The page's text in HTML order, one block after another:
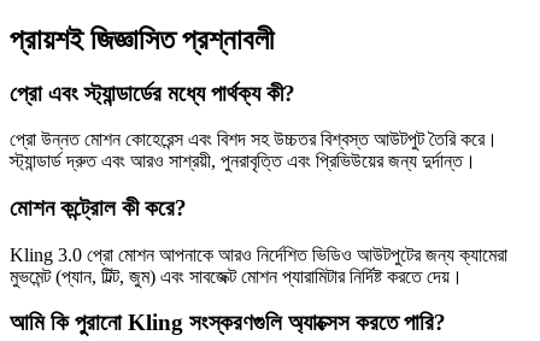
প্রায়শই জিজ্ঞাসিত প্রশ্নাবলী
প্রো এবং স্ট্যান্ডার্ডের মধ্যে পার্থক্য কী?
প্রো উন্নত মোশন কোহেরেন্স এবং বিশদ সহ উচ্চতর বিশ্বস্ত আউটপুট তৈরি করে।
স্ট্যান্ডার্ড দ্রুত এবং আরও সাশ্রয়ী, পুনরাবৃত্তি এবং প্রিভিউয়ের জন্য দুর্দান্ত।
মোশন কন্ট্রোল কী করে?
Kling 3.0 প্রো মোশন আপনাকে আরও নির্দেশিত ভিডিও আউটপুটের জন্য ক্যামেরা
মুভমেন্ট (প্যান, টিল্ট, জুম) এবং সাবজেক্ট মোশন প্যারামিটার নির্দিষ্ট করতে দেয়।
আমি কি পুরানো Kling সংস্করণগুলি অ্যাক্সেস করতে পারি?